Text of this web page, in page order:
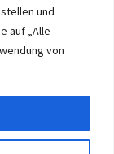
und
auf „Alle
von
the ERUON